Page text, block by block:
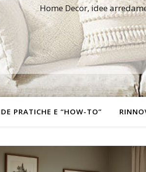
Home Decor, idee
PRATICHE E “HOW-TO”